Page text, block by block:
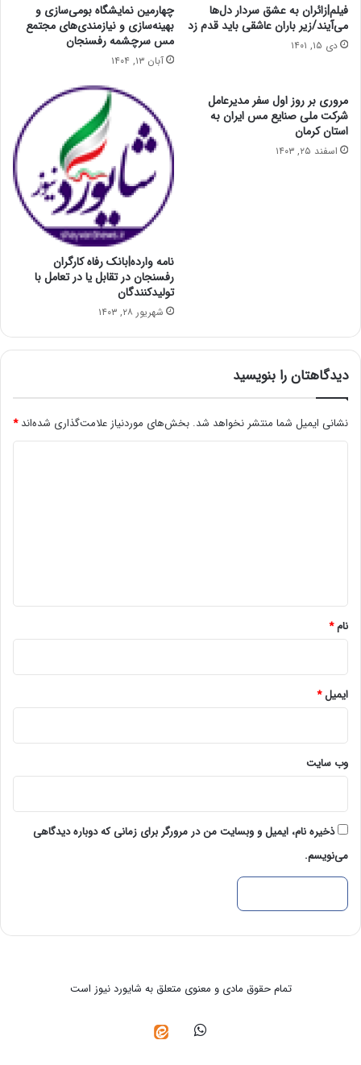
فیلم|زائران به عشق سردار دل‌ها
می‌آیند/زیر باران عاشقی باید قدم زد
دی ۱۵, ۱۴۰۱
چهارمین نمایشگاه بومی‌سازی و
بهینه‌سازی و نیازمندی‌های مجتمع
مس سرچشمه رفسنجان
آبان ۱۳, ۱۴۰۴
مروری بر روز اول سفر مدیرعامل
شرکت ملی صنایع مس ایران به
استان کرمان
اسفند ۲۵, ۱۴۰۳
نامه وارده|بانک رفاه کارگران
رفسنجان در تقابل یا در تعامل با
تولیدکنندگان
شهریور ۲۸, ۱۴۰۳
دیدگاهتان را بنویسید
نشانی ایمیل شما منتشر نخواهد شد. بخش‌های موردنیاز علامت‌گذاری شده‌اند*
نام*
ایمیل*
وب‌ سایت
ذخیره نام، ایمیل و وبسایت من در مرورگر برای زمانی که دوباره دیدگاهی
می‌نویسم.
تمام حقوق مادی و معنوی متعلق به شایورد نیوز است
واتس